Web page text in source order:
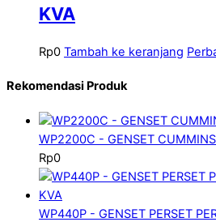
KVA
Rp0 Tambah ke keranjang
Rekomendasi Produk
WP2200C - GENSET
Rp0
WP440P - GENSET PERSET